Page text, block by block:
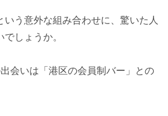
いう意外な組み合わせに、驚いた人
しょうか。
会いは「港区の会員制バー」との